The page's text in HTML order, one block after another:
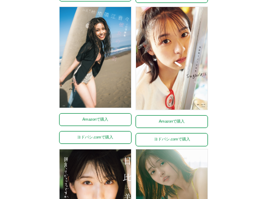
Amazonで購入
ヨドバシ.comで購入
Amazonで購入
ヨドバシ.comで購入